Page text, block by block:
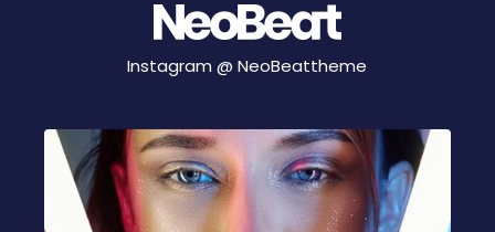
Instagram @NeoBeattheme